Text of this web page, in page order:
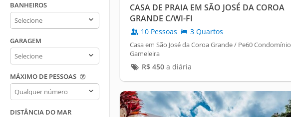
BANHEIROS
Banheiros
GARAGEM
Garagem
MÁXIMO DE PESSOAS
Máximo
de
pessoas
DISTÂNCIA DO MAR
CASA DE PRAIA EM SÃO JOSÉ DA COROA
GRANDE C/WI-FI
10 Pessoas 3 Quartos
Casa em São José da Coroa Grande / Pe60 Condomínio
Gameleira
R$ 450a diária